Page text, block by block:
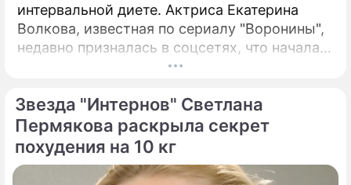
интервальной диете. Актриса Екатерина
Волкова, известная по сериалу "Воронины",
недавно призналась в соцсетях, что начала
заедать стресс из-за трагического события
Звезда "Интернов" Светлана
Пермякова раскрыла секрет
похудения на 10 кг